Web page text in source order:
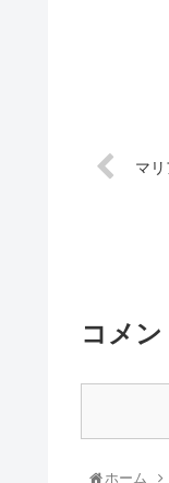
マ
コメン
ホーム